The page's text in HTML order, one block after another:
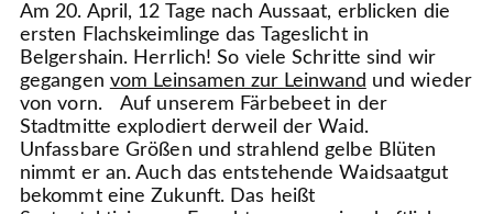
Am 20. April, 12 Tage nach Aussaat, erblicken die
ersten Flachskeimlinge das Tageslicht in
Belgershain. Herrlich! So viele Schritte sind wir
gegangen vom Leinsamen zur Leinwand und wieder
von vorn. Auf unserem Färbebeet in der
Stadtmitte explodiert derweil der Waid.
Unfassbare Größen und strahlend gelbe Blüten
nimmt er an. Auch das entstehende Waidsaatgut
bekommt eine Zukunft. Das heißt